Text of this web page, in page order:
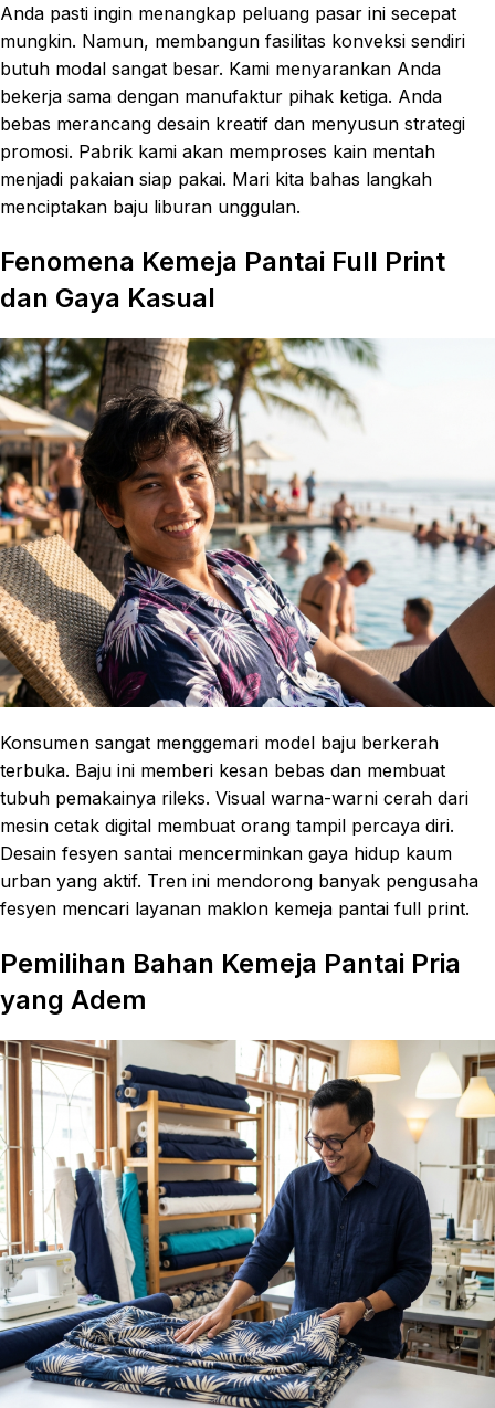
Anda pasti ingin menangkap peluang pasar ini secepat
mungkin. Namun, membangun fasilitas konveksi sendiri
butuh modal sangat besar. Kami menyarankan Anda
bekerja sama dengan manufaktur pihak ketiga. Anda
bebas merancang desain kreatif dan menyusun strategi
promosi. Pabrik kami akan memproses kain mentah
menjadi pakaian siap pakai. Mari kita bahas langkah
menciptakan baju liburan unggulan.
Fenomena Kemeja Pantai Full Print
dan Gaya Kasual
Konsumen sangat menggemari model baju berkerah
terbuka. Baju ini memberi kesan bebas dan membuat
tubuh pemakainya rileks. Visual warna-warni cerah dari
mesin cetak digital membuat orang tampil percaya diri.
Desain fesyen santai mencerminkan gaya hidup kaum
urban yang aktif. Tren ini mendorong banyak pengusaha
fesyen mencari layanan maklon kemeja pantai full print.
Pemilihan Bahan Kemeja Pantai Pria
yang Adem